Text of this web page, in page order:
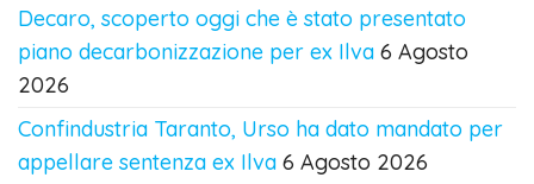
Decaro, scoperto oggi che è stato presentato
piano decarbonizzazione per ex Ilva 6 Agosto
2026
Confindustria Taranto, Urso ha dato mandato per
appellare sentenza ex Ilva 6 Agosto 2026